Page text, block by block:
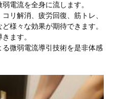
電流を全身に流します。
リ解消、疲労回復、筋トレ、
様々な効果が期待できます。
ます。
微弱電流導引技術を是非体感